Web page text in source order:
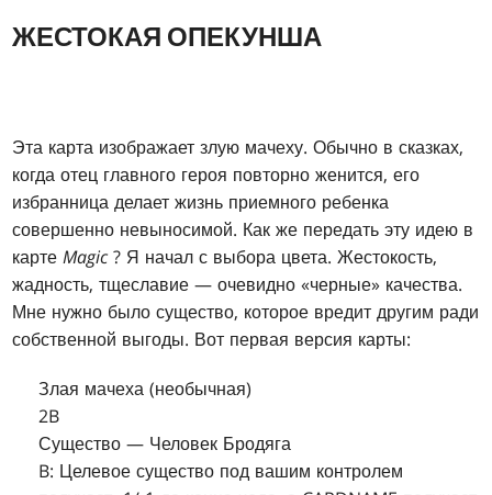
ЖЕСТОКАЯ ОПЕКУНША
Эта карта изображает злую мачеху. Обычно в сказках,
когда отец главного героя повторно женится, его
избранница делает жизнь приемного ребенка
совершенно невыносимой. Как же передать эту идею в
картеMagic? Я начал с выбора цвета. Жестокость,
жадность, тщеславие — очевидно «черные» качества.
Мне нужно было существо, которое вредит другим ради
собственной выгоды. Вот первая версия карты:
Злая мачеха (необычная)
2B
Существо — Человек Бродяга
B: Целевое существо под вашим контролем